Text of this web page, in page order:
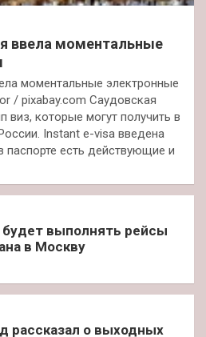
ввела моментальные
моментальные электронные
/ pixabay.com Саудовская
виз, которые могут получить в
Instant e-visa введена
есть действующие и
будет выполнять рейсы
в Москву
рассказал о выходных